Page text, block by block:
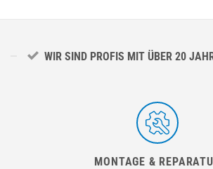
WIR SIND PROFIS MIT ÜBER 20
MONTAGE &